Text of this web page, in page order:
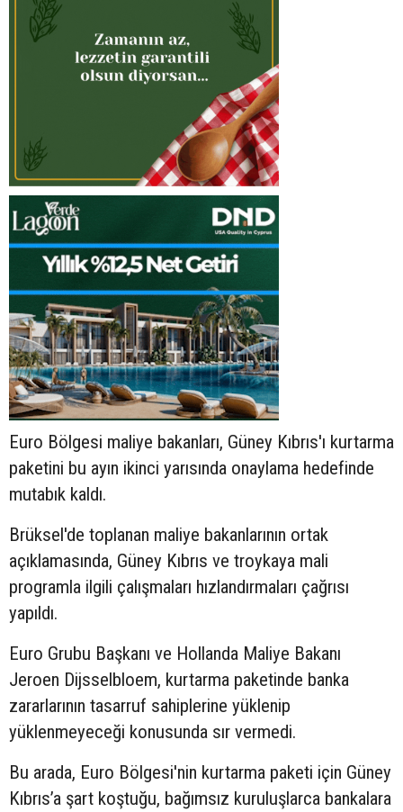
Euro Bölgesi maliye bakanları, Güney Kıbrıs'ı kurtarma
paketini bu ayın ikinci yarısında onaylama hedefinde
mutabık kaldı.
Brüksel'de toplanan maliye bakanlarının ortak
açıklamasında, Güney Kıbrıs ve troykaya mali
programla ilgili çalışmaları hızlandırmaları çağrısı
yapıldı.
Euro Grubu Başkanı ve Hollanda Maliye Bakanı
Jeroen Dijsselbloem, kurtarma paketinde banka
zararlarının tasarruf sahiplerine yüklenip
yüklenmeyeceği konusunda sır vermedi.
Bu arada, Euro Bölgesi'nin kurtarma paketi için Güney
Kıbrıs’a şart koştuğu, bağımsız kuruluşlarca bankalara